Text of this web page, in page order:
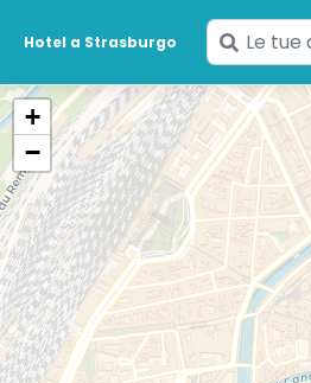
Hotel a Strasburgo
Inserisci
le
tue
date
+
−